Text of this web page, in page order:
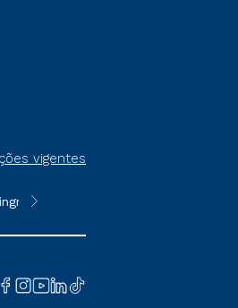
vigentes
exceto na prova on-line ou
**Semipresencial é um formato do